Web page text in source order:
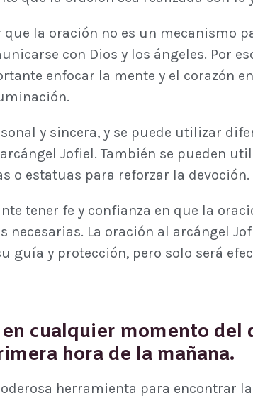
la oración no es un mecanismo
con Dios y los ángeles. Por
enfocar la mente y el corazón
y sincera, y se puede utilizar
Jofiel. También se pueden
o estatuas para reforzar la devoción.
tener fe y confianza en que la
necesarias. La oración al arcángel
guía y protección, pero solo será
cualquier momento del
hora de la mañana.
herramienta para encontrar